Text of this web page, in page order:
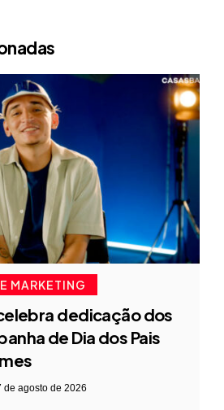
MARKETING
dedicação dos
de Dia dos Pais
de agosto de 2026